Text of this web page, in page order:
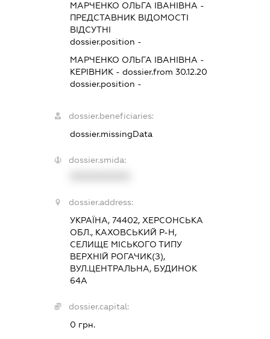
МАРЧЕНКО ОЛЬГА ІВАНІВНА -
ПРЕДСТАВНИК ВІДОМОСТІ
ВІДСУТНІ
dossier.position -
МАРЧЕНКО ОЛЬГА ІВАНІВНА -
КЕРІВНИК - dossier.from 30.12.20
dossier.position -
dossier.beneficiaries:
dossier.missingData
dossier.smida:
dossier.address:
УКРАЇНА, 74402, ХЕРСОНСЬКА
ОБЛ., КАХОВСЬКИЙ Р-Н,
СЕЛИЩЕ МІСЬКОГО ТИПУ
ВЕРХНІЙ РОГАЧИК(З),
ВУЛ.ЦЕНТРАЛЬНА, БУДИНОК
64А
dossier.capital:
0 грн.